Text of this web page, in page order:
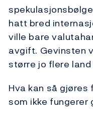
hatt bred
ville bare
avgift. Gevinsten
større jo flere
Hva kan så
som ikke fungerer